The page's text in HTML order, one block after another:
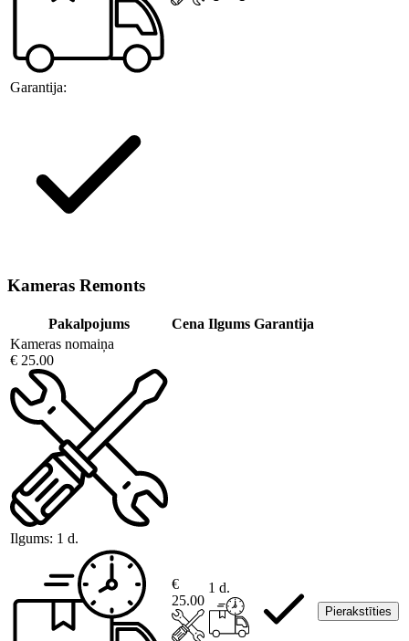
Garantija:
Kameras Remonts
Pakalpojums Cena Ilgums Garantija
Kameras nomaiņa
€ 25.00
Ilgums: 1 d.
€
25.00
1 d.
Pierakstīties